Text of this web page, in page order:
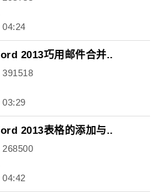
04:24
2013巧用邮件合并..
391518
03:29
2013表格的添加与..
268500
04:42